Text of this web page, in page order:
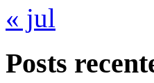
« jul
Posts